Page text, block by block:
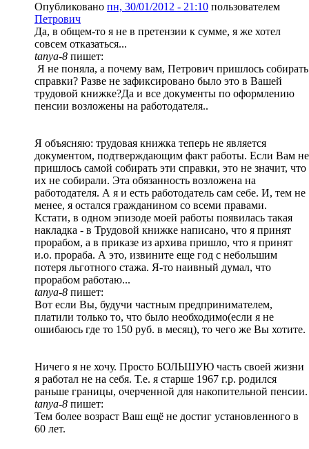
Опубликовано пн, 30/01/2012 - 21:10 пользователем
Петрович
Да, в общем-то я не в претензии к сумме, я же хотел
совсем отказаться...
tanya-8 пишет:
Я не поняла, а почему вам, Петрович пришлось собирать
справки? Разве не зафиксировано было это в Вашей
трудовой книжке?Да и все документы по оформлению
пенсии возложены на работодателя..
Я объясняю: трудовая книжка теперь не является
документом, подтверждающим факт работы. Если Вам не
пришлось самой собирать эти справки, это не значит, что
их не собирали. Эта обязанность возложена на
работодателя. А я и есть работодатель сам себе. И, тем не
менее, я остался гражданином со всеми правами.
Кстати, в одном эпизоде моей работы появилась такая
накладка - в Трудовой книжке написано, что я принят
прорабом, а в приказе из архива пришло, что я принят
и.о. прораба. А это, извините еще год с небольшим
потеря льготного стажа. Я-то наивный думал, что
прорабом работаю...
tanya-8 пишет:
Вот если Вы, будучи частным предпринимателем,
платили только то, что было необходимо(если я не
ошибаюсь где то 150 руб. в месяц), то чего же Вы хотите.
Ничего я не хочу. Просто БОЛЬШУЮ часть своей жизни
я работал не на себя. Т.е. я старше 1967 г.р. родился
раньше границы, очерченной для накопительной пенсии.
tanya-8 пишет:
Тем более возраст Ваш ещё не достиг установленного в
60 лет.